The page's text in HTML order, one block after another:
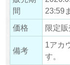
間
23:59
価格
限定
備考
1アカ
す。